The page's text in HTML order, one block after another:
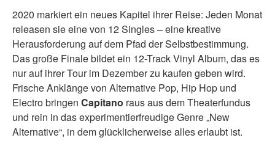
2020 markiert ein neues Kapitel ihrer Reise: Jeden Monat
releasen sie eine von 12 Singles – eine kreative
Herausforderung auf dem Pfad der Selbstbestimmung.
Das große Finale bildet ein 12-Track Vinyl Album, das es
nur auf ihrer Tour im Dezember zu kaufen geben wird.
Frische Anklänge von Alternative Pop, Hip Hop und
Electro bringen Capitano raus aus dem Theaterfundus
und rein in das experimentierfreudige Genre „New
Alternative“, in dem glücklicherweise alles erlaubt ist.